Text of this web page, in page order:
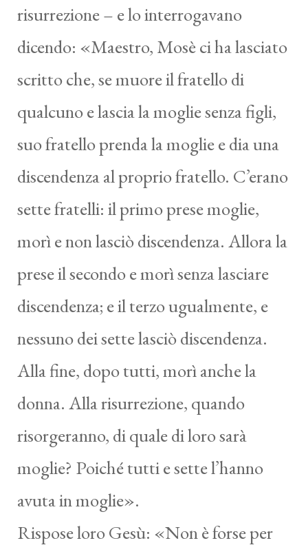
risurrezione – e lo interrogavano
dicendo: «Maestro, Mosè ci ha lasciato
scritto che, se muore il fratello di
qualcuno e lascia la moglie senza figli,
suo fratello prenda la moglie e dia una
discendenza al proprio fratello. C’erano
sette fratelli: il primo prese moglie,
morì e non lasciò discendenza. Allora la
prese il secondo e morì senza lasciare
discendenza; e il terzo ugualmente, e
nessuno dei sette lasciò discendenza.
Alla fine, dopo tutti, morì anche la
donna. Alla risurrezione, quando
risorgeranno, di quale di loro sarà
moglie? Poiché tutti e sette l’hanno
avuta in moglie».
Rispose loro Gesù: «Non è forse per